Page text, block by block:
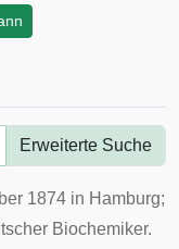
Erweiterte Suche
1874 in Hamburg;
Biochemiker.